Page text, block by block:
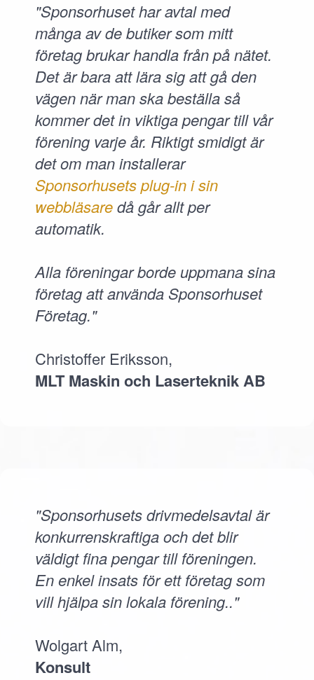
"Sponsorhuset har avtal med
många av de butiker som mitt
företag brukar handla från på nätet.
Det är bara att lära sig att gå den
vägen när man ska beställa så
kommer det in viktiga pengar till vår
förening varje år. Riktigt smidigt är
det om man installerar
Sponsorhusets plug-in i sin
webbläsaredå går allt per
automatik.
Alla föreningar borde uppmana sina
företag att använda Sponsorhuset
Företag."
Christoffer Eriksson,
MLT Maskin och Laserteknik AB
"Sponsorhusets drivmedelsavtal är
konkurrenskraftiga och det blir
väldigt fina pengar till föreningen.
En enkel insats för ett företag som
vill hjälpa sin lokala förening.."
Wolgart Alm,
Konsult